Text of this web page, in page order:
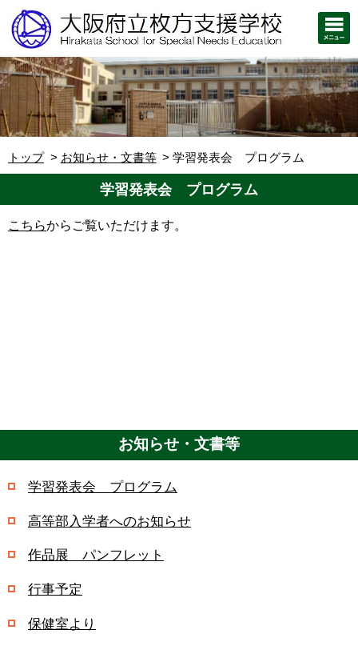
トップ お知らせ・文書等 学習発表会 プログラム
学習発表会 プログラム
こちらからご覧いただけます。
お知らせ・文書等
学習発表会 プログラム
高等部入学者へのお知らせ
作品展 パンフレット
行事予定
保健室より